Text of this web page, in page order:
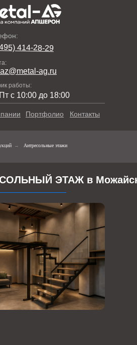
414-28-29
ag.ru
работы:
с 10:00 до 18:00
Контакты
Портфолио
→ Антресольные этажи
ЭТАЖ в